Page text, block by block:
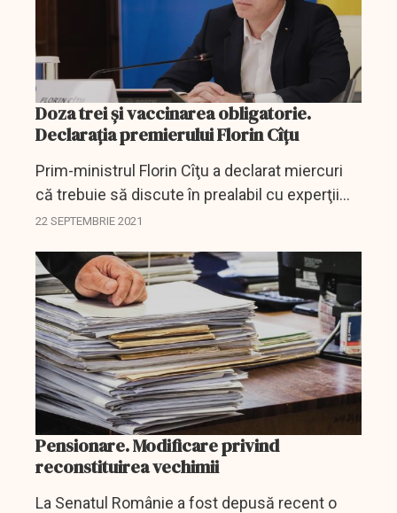
Doza trei și vaccinarea obligatorie.
Declarația premierului Florin Cîțu
Prim-ministrul Florin Cîţu a declarat miercuri
că trebuie să discute în prealabil cu experţii
despre posibilitatea vaccinării obligatorii a
parte,...
22 SEPTEMBRIE 2021
Pensionare. Modificare privind
reconstituirea vechimii
La Senatul Românie a fost depusă recent o